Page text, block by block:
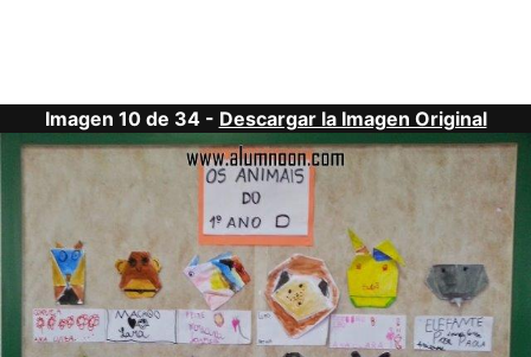
Imagen 10 de 34 - Descargar la Imagen Original